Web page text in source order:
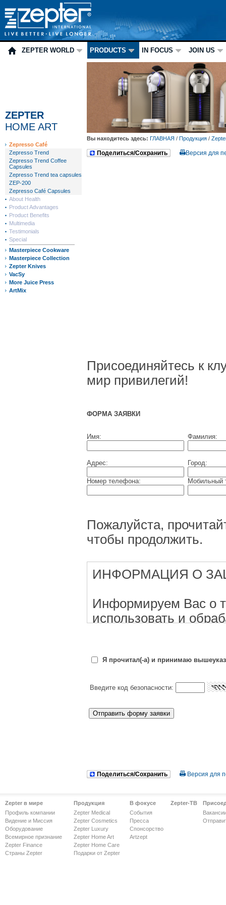
ZEPTER WORLD PRODUCTS IN FOCUS JOIN US
ZEPTER
HOME ART
Zepresso Café
Zepresso Trend
Zepresso Trend Coffee
Capsules
Zepresso Trend tea capsules
ZEP-200
Zepresso Café Capsules
About Health
Product Advantages
Product Benefits
Multimedia
Testimonials
Special
Masterpiece Cookware
Masterpiece Collection
Zepter Knives
VacSy
More Juice Press
ArtMix
Вы находитесь здесь: ГЛАВНАЯ / Продукция /
Поделиться/Сохранить Версия для
Присоединяйтесь к
мир привилегий!
ФОРМА ЗАЯВКИ
Имя: Фамилия:
Адрес: Город:
Номер телефона: Мобильный
Пожалуйста,
чтобы продолжить.
ИНФОРМАЦИЯ О
Информируем Вас о
использовать и
sms, электронных
использованием
данные
быть отозваны
Я прочитал(-а) и принимаю
Введите код безопасности:
Поделиться/Сохранить Версия для
Zepter в мире
Профиль компании
Видение и Миссия
Оборудование
Всемирное признание
Zepter Finance
Страны Zepter
Продукция
Zepter Medical
Zepter Cosmetics
Zepter Luxury
Zepter Home Art
Zepter Home Care
Подарки от Zepter
В фокусе
События
Пресса
Спонсорство
Artzept
Zepter-ТВ